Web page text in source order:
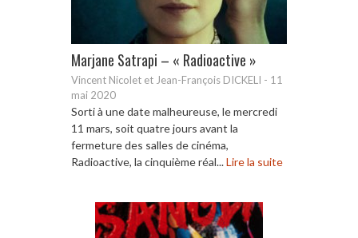
Marjane Satrapi – « Radioactive »
Vincent Nicolet et Jean-François DICKELI - 11
mai 2020
Sorti à une date malheureuse, le mercredi
11 mars, soit quatre jours avant la
fermeture des salles de cinéma,
Radioactive, la cinquième réal...Lire la suite